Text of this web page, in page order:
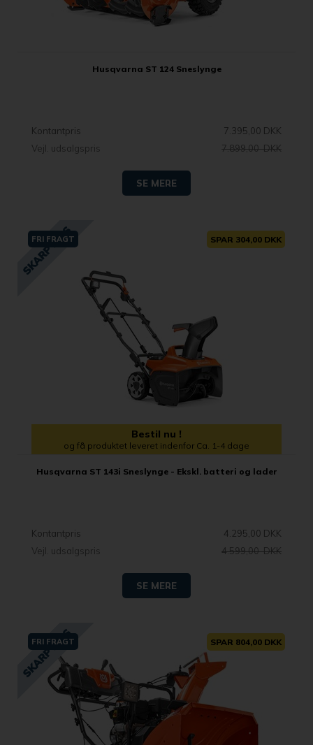
Husqvarna ST 124 Sneslynge
Kontantpris
7.395,00 DKK
Vejl. udsalgspris
7.899,00 DKK
SE MERE
FRI FRAGT SPAR 304,00 DKK
Bestil nu !
og få produktet leveret indenfor Ca. 1-4 dage
Husqvarna ST 143i Sneslynge - Ekskl. batteri og lader
Kontantpris
4.295,00 DKK
Vejl. udsalgspris
4.599,00 DKK
SE MERE
FRI FRAGT SPAR 804,00 DKK